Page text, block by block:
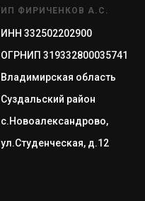
ИП ФИРИЧЕНКОВ А.С.
ИНН 332502202900
ОГРНИП 319332800035741
Владимирская область
Суздальский район
с.Новоалександрово,
ул.Студенческая, д.12